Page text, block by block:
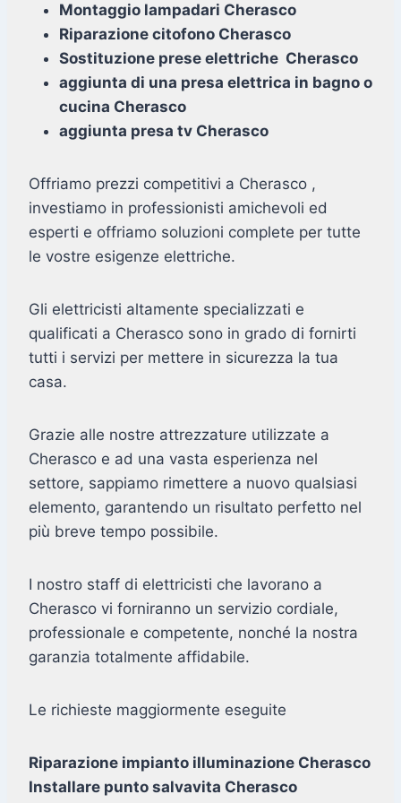
Montaggio lampadari Cherasco
Riparazione citofono Cherasco
Sostituzione prese elettriche Cherasco
aggiunta di una presa elettrica in bagno o
cucina Cherasco
aggiunta presa tv Cherasco
Offriamo prezzi competitivi a Cherasco ,
investiamo in professionisti amichevoli ed
esperti e offriamo soluzioni complete per tutte
le vostre esigenze elettriche.
Gli elettricisti altamente specializzati e
qualificati a Cherasco sono in grado di fornirti
tutti i servizi per mettere in sicurezza la tua
casa.
Grazie alle nostre attrezzature utilizzate a
Cherasco e ad una vasta esperienza nel
settore, sappiamo rimettere a nuovo qualsiasi
elemento, garantendo un risultato perfetto nel
più breve tempo possibile.
I nostro staff di elettricisti che lavorano a
Cherasco vi forniranno un servizio cordiale,
professionale e competente, nonché la nostra
garanzia totalmente affidabile.
Le richieste maggiormente eseguite
Riparazione impianto illuminazione Cherasco
Installare punto salvavita Cherasco